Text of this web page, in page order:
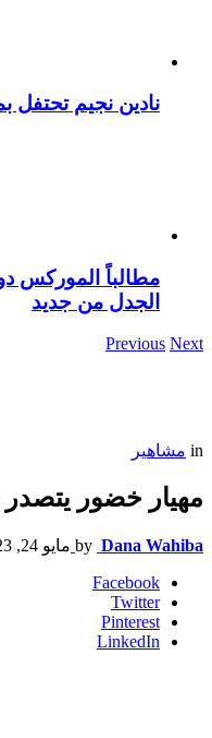
نادين نجيم تحتفل
مطالباً الموركس
الجدل من جديد
Previous Next
in مشاهير
مهيار خضور
by Dana Wahiba مايو 24, 2023, 3:41 م
Facebook
Twitter
Pinterest
LinkedIn